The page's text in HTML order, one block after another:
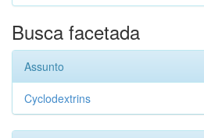
Busca facetada
Assunto
Cyclodextrins